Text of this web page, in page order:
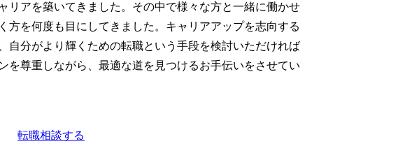
リアを築いてきました。その中で様々な方と一緒に働かせ
を何度も目にしてきました。キャリアアップを志向する
自分がより輝くための転職という手段を検討いただければ
を尊重しながら、最適な道を見つけるお手伝いをさせてい
転職相談する